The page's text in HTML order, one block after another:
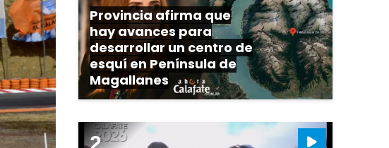
Provincia afirma que
hay avances para
desarrollar un centro de
esquí en Península de
Magallanes